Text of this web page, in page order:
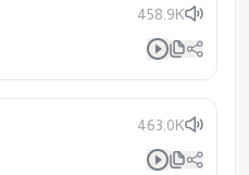
458.9K
463.0K